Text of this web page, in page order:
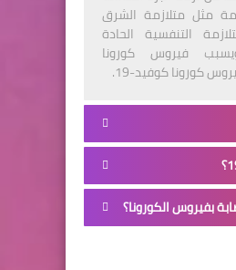
مثل متلازمة الشرق
التنفسية الحادة
فيروس كورونا
كورونا كوفيد-19.
بفيروس الكورونا؟